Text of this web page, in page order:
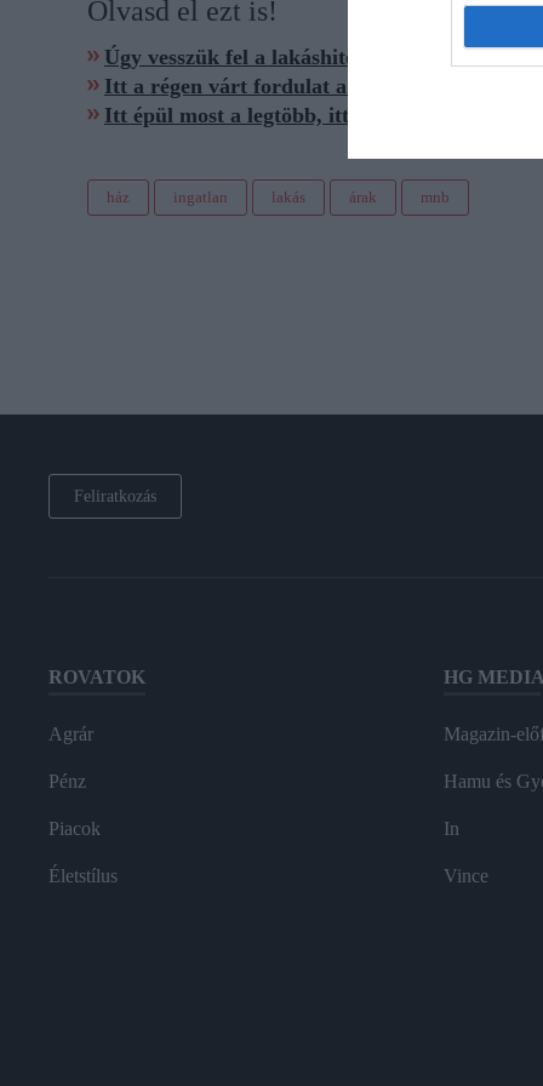
Olvasd el ezt is!
Úgy vesszük fel a lakáshitelt, mintha nem
Itt a régen várt fordulat a lakásépítésben
Itt épül most a legtöbb, itt pedig a legkevesebb
ház ingatlan lakás árak mnb
Feliratkozás
ROVATOK
Agrár
Pénz
Piacok
Életstílus
HG MEDIA
Magazin-
Hamu és
In
Vince